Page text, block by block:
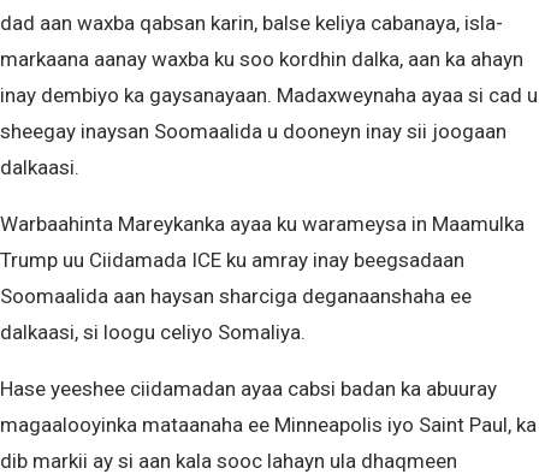
dad aan waxba qabsan karin, balse keliya cabanaya, isla-
markaana aanay waxba ku soo kordhin dalka, aan ka ahayn
inay dembiyo ka gaysanayaan. Madaxweynaha ayaa si cad u
sheegay inaysan Soomaalida u dooneyn inay sii joogaan
dalkaasi.
Warbaahinta Mareykanka ayaa ku warameysa in Maamulka
Trump uu Ciidamada ICE ku amray inay beegsadaan
Soomaalida aan haysan sharciga deganaanshaha ee
dalkaasi, si loogu celiyo Somaliya.
Hase yeeshee ciidamadan ayaa cabsi badan ka abuuray
magaalooyinka mataanaha ee Minneapolis iyo Saint Paul, ka
dib markii ay si aan kala sooc lahayn ula dhaqmeen